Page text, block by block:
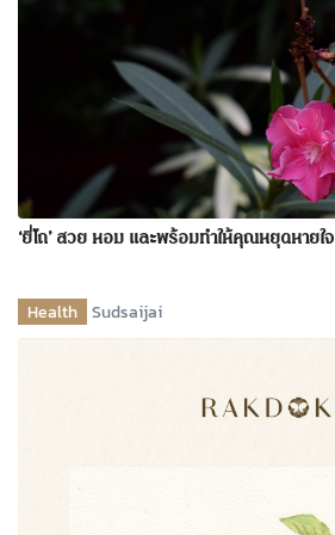
‘ยี่โถ’ สวย หอม และพร้อมทำให้คุณหยุดหายใจ
Health Sudsaijai